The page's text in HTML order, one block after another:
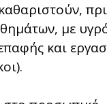
με
και